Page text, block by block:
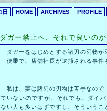
日 HOME ARCHIVES PROFILE
ダガー禁止へ、それで良いのか
ダガーをはじめとする諸刃の刃物が
便乗で、店舗社長が逮捕される事件
私は、実は諸刃の刃物は苦手なので
ていないのですが、それでも、ダイ
ない人も多いはずですし、そういうこ